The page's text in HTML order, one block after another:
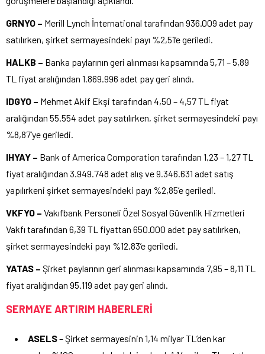
GRNYO – Merill Lynch İnternational tarafından 936.009 adet pay
satılırken, şirket sermayesindeki payı %2,51’e geriledi.
HALKB – Banka paylarının geri alınması kapsamında 5,71 – 5,89
TL fiyat aralığından 1.869.996 adet pay geri alındı.
IDGYO – Mehmet Akif Ekşi tarafından 4,50 – 4,57 TL fiyat
aralığından 55.554 adet pay satılırken, şirket sermayesindeki payı
%8,87’ye geriledi.
IHYAY – Bank of America Comporation tarafından 1,23 – 1,27 TL
fiyat aralığından 3.949.748 adet alış ve 9.346.631 adet satış
yapılırkeni şirket sermayesindeki payı %2,85’e geriledi.
VKFYO – Vakıfbank Personeli Özel Sosyal Güvenlik Hizmetleri
Vakfı tarafından 6,39 TL fiyattan 650.000 adet pay satılırken,
şirket sermayesindeki payı %12,83’e geriledi.
YATAS – Şirket paylarının geri alınması kapsamında 7,95 – 8,11 TL
fiyat aralığından 95.119 adet pay geri alındı.
SERMAYE ARTIRIM HABERLERİ
ASELS– Şirket sermayesinin 1,14 milyar TL’den kar